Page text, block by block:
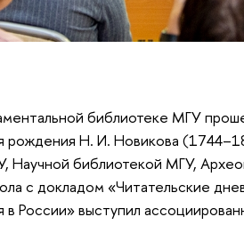
библиотеке МГУ
Н. И. Новикова
Научной библиотекой МГУ,
с докладом «Читательские
в России» выступил